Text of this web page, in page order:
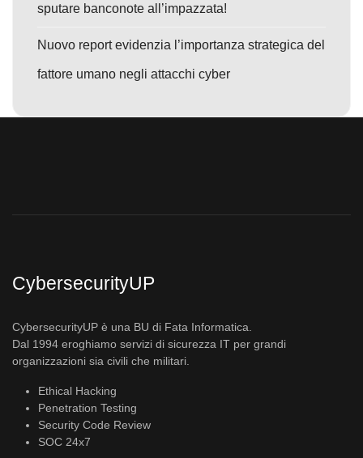
sputare banconote all’impazzata!
Nuovo report evidenzia l’importanza strategica del
fattore umano negli attacchi cyber
CybersecurityUP
CybersecurityUP è una BU di Fata Informatica.
Dal 1994 eroghiamo servizi di sicurezza IT per grandi
organizzazioni sia civili che militari.
Ethical Hacking
Penetration Testing
Security Code Review
SOC 24x7